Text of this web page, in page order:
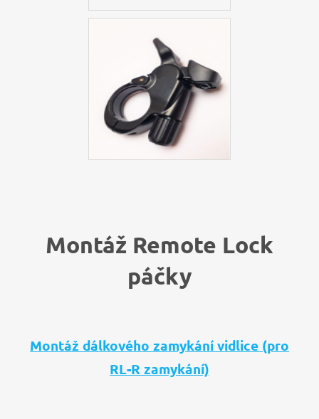
Montáž Remote Lock
páčky
Montáž dálkového zamykání vidlice (pro
RL-R zamykání)